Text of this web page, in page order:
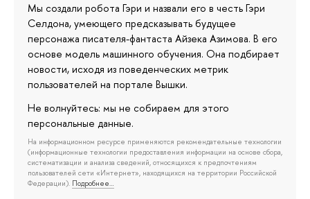
Мы создали робота Гэри и назвали его в честь Гэри
Селдона, умеющего предсказывать будущее
персонажа писателя-фантаста Айзека Азимова. В его
основе модель машинного обучения. Она подбирает
новости, исходя из поведенческих метрик
пользователей на портале Вышки.
Не волнуйтесь: мы не собираем для этого
персональные данные.
На информационном ресурсе применяются рекомендательные технологии
(информационные технологии предоставления информации на основе сбора,
систематизации и анализа сведений, относящихся к предпочтениям
пользователей сети «Интернет», находящихся на территории Российской
Федерации). Подробнее…